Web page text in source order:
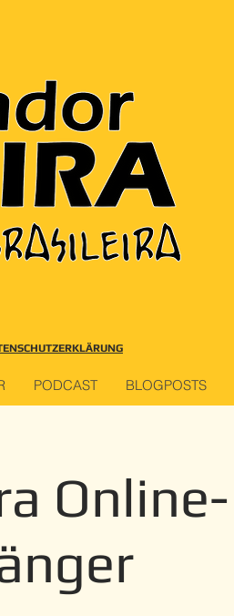
PODCAST BLOGPOSTS
Online-